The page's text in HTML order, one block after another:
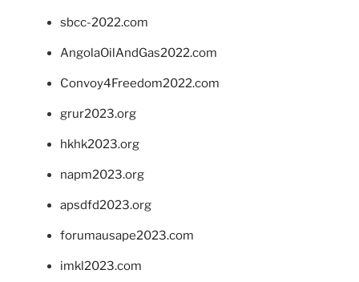
sbcc-2022.com
AngolaOilAndGas2022.com
Convoy4Freedom2022.com
grur2023.org
hkhk2023.org
napm2023.org
apsdfd2023.org
forumausape2023.com
imkl2023.com